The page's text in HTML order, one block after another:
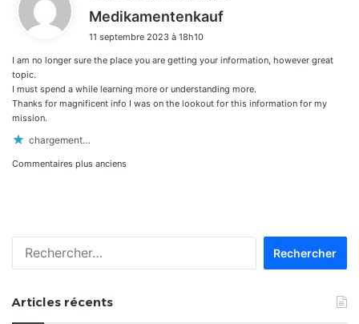
Medikamentenkauf
11 septembre 2023 à 18h10
I am no longer sure the place you are getting your information, however great
topic.
I must spend a while learning more or understanding more.
Thanks for magnificent info I was on the lookout for this information for my
mission.
chargement…
Navigation
commentaires
Commentaires plus anciens
Articles récents